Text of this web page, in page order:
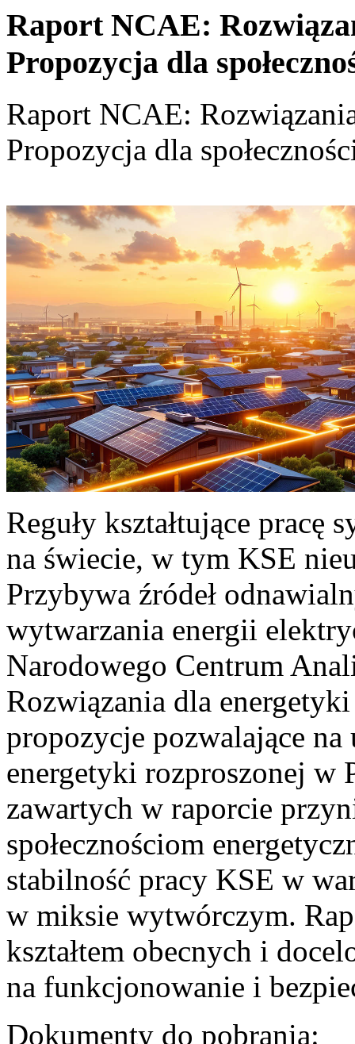
Raport NCAE:
Propozycja dla
Raport NCAE:
Propozycja dla
Reguły kształtujące pracę
na świecie, w tym KSE
Przybywa źródeł
wytwarzania energii
Narodowego Centrum
Rozwiązania dla
propozycje pozwalające
energetyki rozproszonej w
zawartych w raporcie
społecznościom
stabilność pracy KSE w
w miksie wytwórczym.
kształtem obecnych i
na funkcjonowanie i
Dokumenty do pobrania: